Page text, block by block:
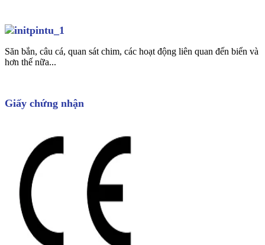
Săn bắn, câu cá, quan sát chim, các hoạt động liên quan đến biển và
hơn thế nữa...
Giấy chứng nhận